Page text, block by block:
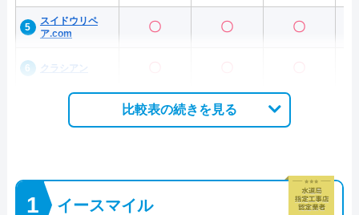
スイドウリペ
ア.com
〇 〇 〇
クラシアン
比較表の続きを見る
イースマイル